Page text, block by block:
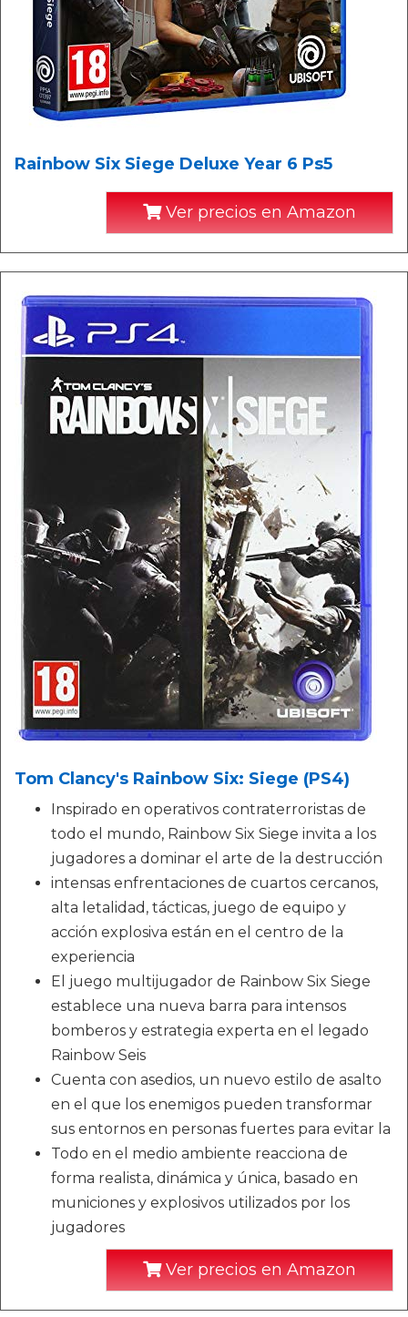
Rainbow Six Siege Deluxe Year 6 Ps5
Ver precios en Amazon
Tom Clancy's Rainbow Six: Siege (PS4)
Inspirado en operativos contraterroristas de
todo el mundo, Rainbow Six Siege invita a los
jugadores a dominar el arte de la destrucción
intensas enfrentaciones de cuartos cercanos,
alta letalidad, tácticas, juego de equipo y
acción explosiva están en el centro de la
experiencia
El juego multijugador de Rainbow Six Siege
establece una nueva barra para intensos
bomberos y estrategia experta en el legado
Rainbow Seis
Cuenta con asedios, un nuevo estilo de asalto
en el que los enemigos pueden transformar
sus entornos en personas fuertes para evitar la
Todo en el medio ambiente reacciona de
forma realista, dinámica y única, basado en
municiones y explosivos utilizados por los
jugadores
Ver precios en Amazon